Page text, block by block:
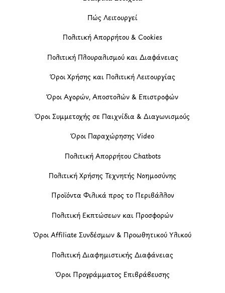
Πώς Λειτουργεί
Πολιτική Απορρήτου & Cookies
Πολιτική Πλουραλισμού και Διαφάνειας
Όροι Χρήσης και Πολιτική Λειτουργίας
Όροι Αγορών, Αποστολών & Επιστροφών
Όροι Συμμετοχής σε Παιχνίδια & Διαγωνισμούς
Όροι Παραχώρησης Video
Πολιτική Απορρήτου Chatbots
Πολιτική Χρήσης Τεχνητής Νοημοσύνης
Προϊόντα Φιλικά προς το Περιβάλλον
Πολιτική Εκπτώσεων και Προσφορών
Όροι Affiliate Συνδέσμων & Προωθητικού Υλικού
Πολιτική Διαφημιστικής Διαφάνειας
Όροι Προγράμματος Επιβράβευσης